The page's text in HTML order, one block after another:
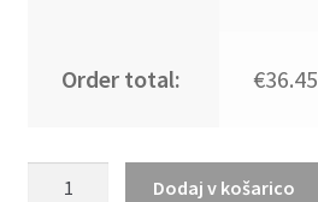
Order total: €36.45
Dodaj v košarico